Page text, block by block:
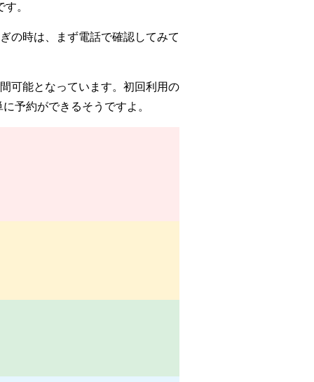
。
の時は、まず電話で確認してみて
可能となっています。初回利用の
予約ができるそうですよ。